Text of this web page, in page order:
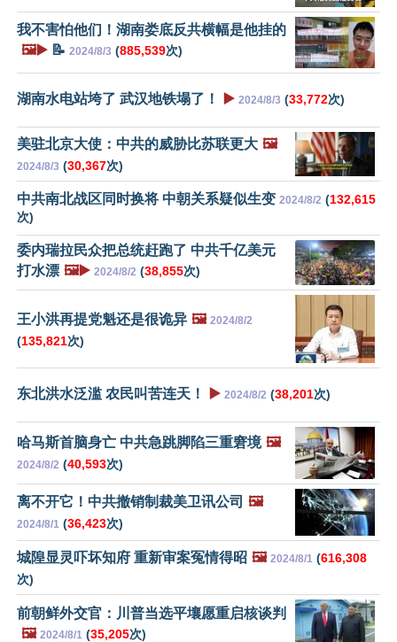
我不害怕他们！湖南娄底反共横幅是他挂的
🖼️▶️ 📝 2024/8/3 (885,539次)
湖南水电站垮了 武汉地铁塌了！ ▶️ 2024/8/3 (33,772次)
美驻北京大使：中共的威胁比苏联更大 🖼️
2024/8/3 (30,367次)
中共南北战区同时换将 中朝关系疑似生变 2024/8/2 (132,615
次)
委内瑞拉民众把总统赶跑了 中共千亿美元
打水漂 🖼️▶️ 2024/8/2 (38,855次)
王小洪再提党魁还是很诡异 🖼️ 2024/8/2
(135,821次)
东北洪水泛滥 农民叫苦连天！ ▶️ 2024/8/2 (38,201次)
哈马斯首脑身亡 中共急跳脚陷三重窘境 🖼️
2024/8/2 (40,593次)
离不开它！中共撤销制裁美卫讯公司 🖼️
2024/8/1 (36,423次)
城隍显灵吓坏知府 重新审案冤情得昭 🖼️ 2024/8/1 (616,308
次)
前朝鲜外交官：川普当选平壤愿重启核谈判
🖼️ 2024/8/1 (35,205次)